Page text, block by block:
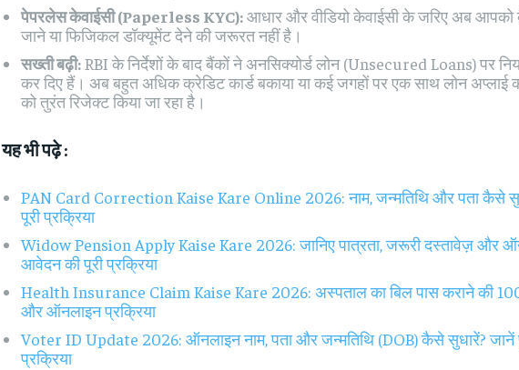
पेपरलेस केवाईसी (Paperless KYC):आधार और वीडियो केवाईसी के जरिए अब आपको
जाने या फिजिकल डॉक्यूमेंट देने की जरूरत नहीं है।
सख्ती बढ़ी:RBI के निर्देशों के बाद बैंकों ने अनसिक्योर्ड लोन (Unsecured Loans) पर
कर दिए हैं। अब बहुत अधिक क्रेडिट कार्ड बकाया या कई जगहों पर एक साथ लोन अप्लाई
को तुरंत रिजेक्ट किया जा रहा है।
यह भी पढ़े :
PAN Card Correction Kaise Kare Online 2026: नाम, जन्मतिथि और पता कैसे
पूरी प्रक्रिया
Widow Pension Apply Kaise Kare 2026: जानिए पात्रता, जरूरी दस्तावेज़ और
आवेदन की पूरी प्रक्रिया
Health Insurance Claim Kaise Kare 2026: अस्पताल का बिल पास कराने की
और ऑनलाइन प्रक्रिया
Voter ID Update 2026: ऑनलाइन नाम, पता और जन्मतिथि (DOB) कैसे सुधारें? जानें
प्रक्रिया